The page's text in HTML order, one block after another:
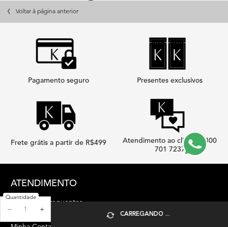
−
Quantidade
+
CARREGANDO ...
Voltar à página anterior
Pagamento seguro Presentes exclusivos
Frete grátis a partir de R$499
Atendimento ao cliente 0800
701 7237
ATENDIMENTO
Perguntas Frequentes
Fale Conosco